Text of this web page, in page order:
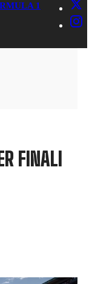
1
FINALI